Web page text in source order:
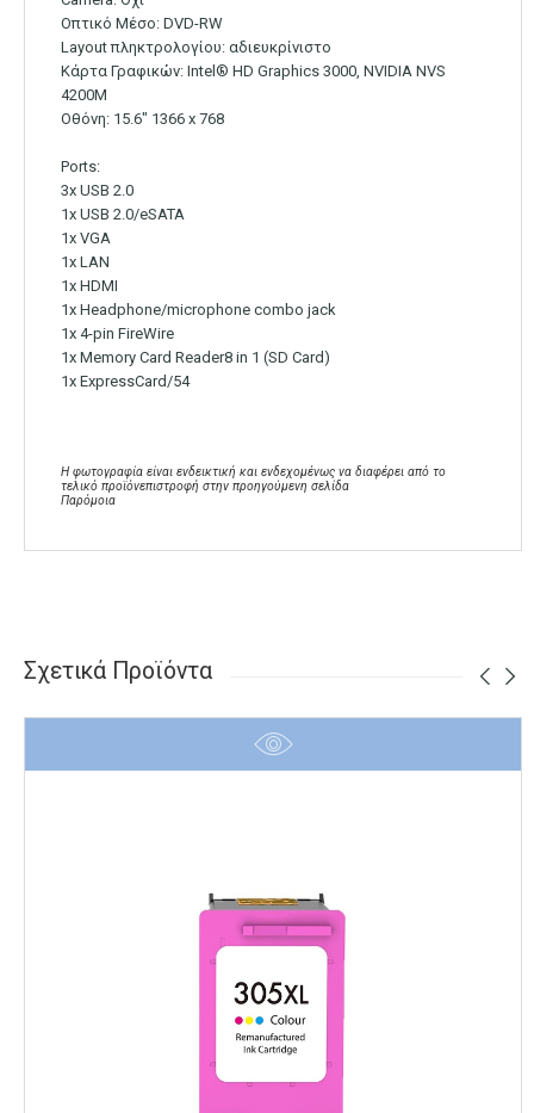
Οπτικό Μέσο: DVD-RW
Layout πληκτρολογίου: αδιευκρίνιστo
Κάρτα Γραφικών: Intel® HD Graphics 3000, NVIDIA NVS
4200M
Οθόνη: 15.6″ 1366 x 768
Ports:
3x USB 2.0
1x USB 2.0/eSATA
1x VGA
1x LAN
1x HDMI
1x Headphone/microphone combo jack
1x 4-pin FireWire
1x Memory Card Reader8 in 1 (SD Card)
1x ExpressCard/54
Η φωτογραφία είναι ενδεικτική και ενδεχομένως να διαφέρει από το
τελικό προϊόνεπιστροφή στην προηγούμενη σελίδα
Παρόμοια
Σχετικά Προϊόντα